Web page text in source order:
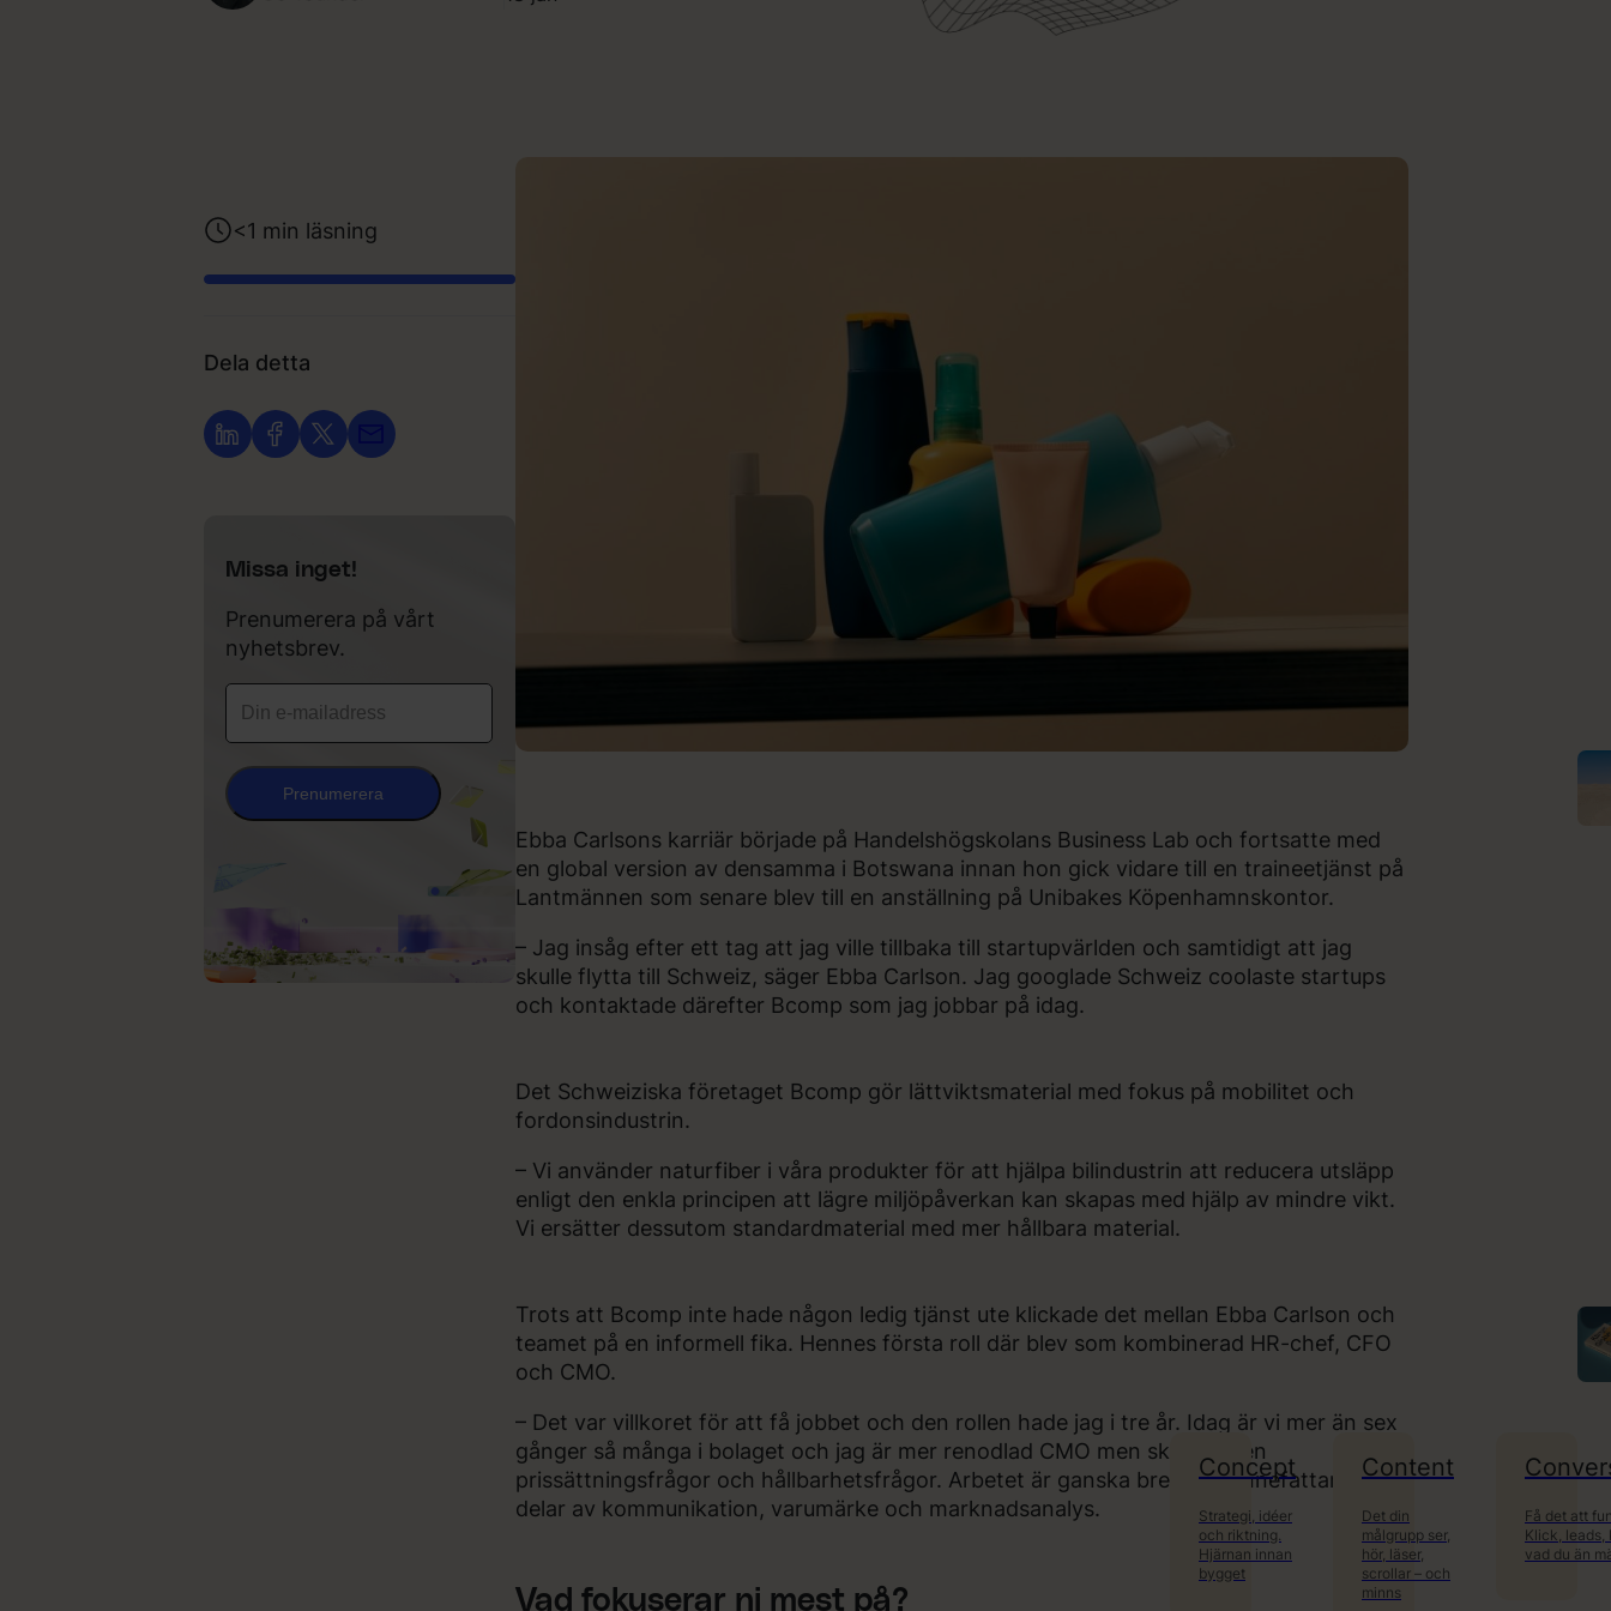
Concept
Strategi, idéer
och riktning.
Hjärnan innan
bygget
Content
Det din
målgrupp ser,
hör, läser,
scrollar – och
minns
Få det att
Klick, leads,
vad du än
<1 min läsning
Dela detta
Missa inget!
Prenumerera på vårt
nyhetsbrev.
Prenumerera
Ebba Carlsons karriär började på Handelshögskolans Business Lab och fortsatte med
en global version av densamma i Botswana innan hon gick vidare till en traineetjänst på
Lantmännen som senare blev till en anställning på Unibakes Köpenhamnskontor.
– Jag insåg efter ett tag att jag ville tillbaka till startupvärlden och samtidigt att jag
skulle flytta till Schweiz, säger Ebba Carlson. Jag googlade Schweiz coolaste startups
och kontaktade därefter Bcomp som jag jobbar på idag.
Det Schweiziska företaget Bcomp gör lättviktsmaterial med fokus på mobilitet och
fordonsindustrin.
– Vi använder naturfiber i våra produkter för att hjälpa bilindustrin att reducera utsläpp
enligt den enkla principen att lägre miljöpåverkan kan skapas med hjälp av mindre vikt.
Vi ersätter dessutom standardmaterial med mer hållbara material.
Trots att Bcomp inte hade någon ledig tjänst ute klickade det mellan Ebba Carlson och
teamet på en informell fika. Hennes första roll där blev som kombinerad HR-chef, CFO
och CMO.
– Det var villkoret för att få jobbet och den rollen hade jag i tre år. Idag är vi mer än sex
gånger så många i bolaget och jag är mer renodlad CMO men sköter även
prissättningsfrågor och hållbarhetsfrågor. Arbetet är ganska brett och innefattar alla
delar av kommunikation, varumärke och marknadsanalys.
Vad fokuserar ni mest på?